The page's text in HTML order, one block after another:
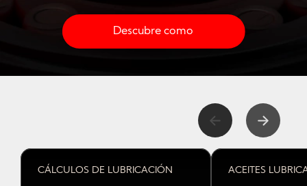
Conozca más sobre la lubricación
Descubre como
CÁLCULOS DE LUBRICACIÓN ACEITES